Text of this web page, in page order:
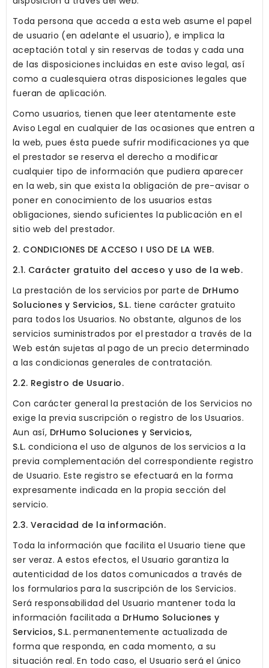
Toda persona que acceda a esta web asume el papel
de usuario (en adelante el usuario), e implica la
aceptación total y sin reservas de todas y cada una
de las disposiciones incluidas en este aviso legal, así
como a cualesquiera otras disposiciones legales que
fueran de aplicación.
Como usuarios, tienen que leer atentamente este
Aviso Legal en cualquier de las ocasiones que entren a
la web, pues ésta puede sufrir modificaciones ya que
el prestador se reserva el derecho a modificar
cualquier tipo de información que pudiera aparecer
en la web, sin que exista la obligación de pre-avisar o
poner en conocimiento de los usuarios estas
obligaciones, siendo suficientes la publicación en el
sitio web del prestador.
2. CONDICIONES DE ACCESO I USO DE LA WEB.
2.1. Carácter gratuito del acceso y uso de la web.
La prestación de los servicios por parte de DrHumo
Soluciones y Servicios, S.L. tiene carácter gratuito
para todos los Usuarios. No obstante, algunos de los
servicios suministrados por el prestador a través de la
Web están sujetas al pago de un precio determinado
a las condicionas generales de contratación.
2.2. Registro de Usuario.
Con carácter general la prestación de los Servicios no
exige la previa suscripción o registro de los Usuarios.
Aun así, DrHumo Soluciones y Servicios,
S.L. condiciona el uso de algunos de los servicios a la
previa complementación del correspondiente registro
de Usuario. Este registro se efectuará en la forma
expresamente indicada en la propia sección del
servicio.
2.3. Veracidad de la información.
Toda la información que facilita el Usuario tiene que
ser veraz. A estos efectos, el Usuario garantiza la
autenticidad de los datos comunicados a través de
los formularios para la suscripción de los Servicios.
Será responsabilidad del Usuario mantener toda la
información facilitada a DrHumo Soluciones y
Servicios, S.L. permanentemente actualizada de
forma que responda, en cada momento, a su
situación real. En todo caso, el Usuario será el único